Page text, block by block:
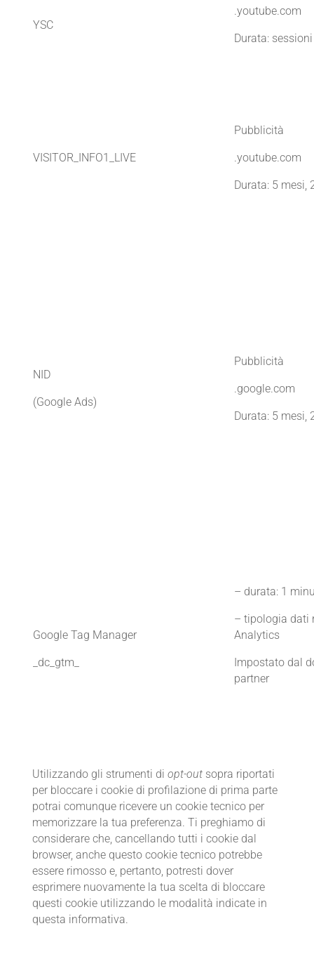
YSC
.youtube.com
Durata: sessioni
VISITOR_INFO1_LIVE
Pubblicità
.youtube.com
Durata: 5 mesi,
NID
(Google Ads)
Pubblicità
.google.com
Durata: 5 mesi,
Google Tag Manager
_dc_gtm_
– durata: 1
– tipologia dati
Analytics
Impostato dal
partner
Utilizzando gli strumenti di opt-outsopra riportati
per bloccare i cookie di profilazione di prima parte
potrai comunque ricevere un cookie tecnico per
memorizzare la tua preferenza. Ti preghiamo di
considerare che, cancellando tutti i cookie dal
browser, anche questo cookie tecnico potrebbe
essere rimosso e, pertanto, potresti dover
esprimere nuovamente la tua scelta di bloccare
questi cookie utilizzando le modalità indicate in
questa informativa.